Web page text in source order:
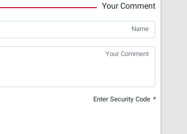
Your Comment
*